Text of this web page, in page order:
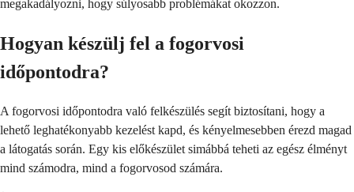
megakadályozni, hogy súlyosabb problémákat okozzon.
Hogyan készülj fel a fogorvosi
időpontodra?
A fogorvosi időpontodra való felkészülés segít biztosítani, hogy a
lehető leghatékonyabb kezelést kapd, és kényelmesebben érezd magad
a látogatás során. Egy kis előkészület simábbá teheti az egész élményt
mind számodra, mind a fogorvosod számára.